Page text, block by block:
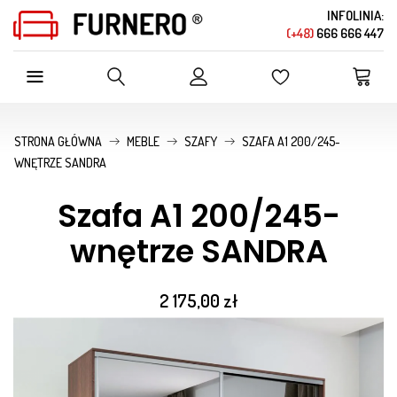
INFOLINIA:
(+48) 666 666 447
SZUKAJ W OFERCIE SKLEPU
STRONA GŁÓWNA MEBLE SZAFY
SZAFA A1 200/245-
WNĘTRZE SANDRA
Szafa A1 200/245-
wnętrze SANDRA
2 175,00 zł